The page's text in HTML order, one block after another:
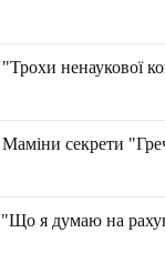
"Трохи ненаукової
Маміни секрети
"Що я думаю на